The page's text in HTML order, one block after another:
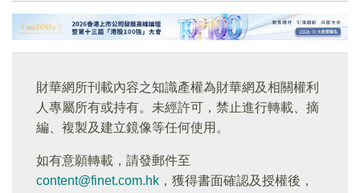
財華網所刊載內容之知識產權為財華網及相關權利
人專屬所有或持有。未經許可，禁止進行轉載、摘
編、複製及建立鏡像等任何使用。
如有意願轉載，請發郵件至
content@finet.com.hk ，獲得書面確認及授權後，